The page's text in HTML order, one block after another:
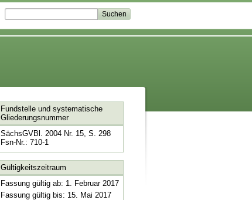
Fundstelle und systematische
Gliederungsnummer
SächsGVBl. 2004 Nr. 15, S. 298
Fsn-Nr.: 710-1
Gültigkeitszeitraum
Fassung gültig ab: 1. Februar 2017
Fassung gültig bis: 15. Mai 2017